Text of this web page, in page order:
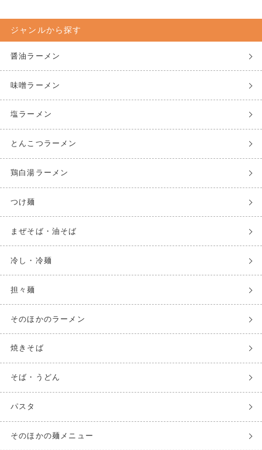
ジャンルから探す
醤油ラーメン
味噌ラーメン
塩ラーメン
とんこつラーメン
鶏白湯ラーメン
つけ麺
まぜそば・油そば
冷し・冷麺
担々麺
そのほかのラーメン
焼きそば
そば・うどん
パスタ
そのほかの麺メニュー